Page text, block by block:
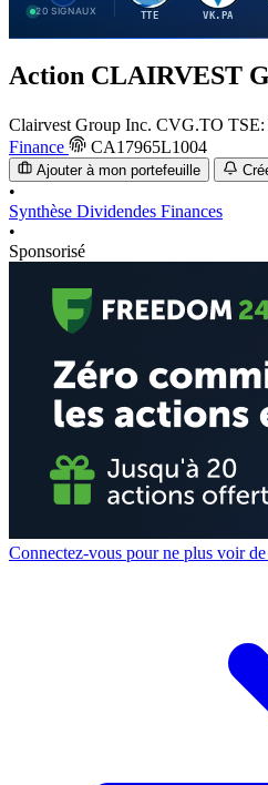
20 SIGNAUX TTE VK.PA
Action CLAIRVEST
Clairvest Group Inc. CVG.TO
Finance
CA17965L1004
Ajouter à mon portefeuille
•
Synthèse Dividendes Finances
•
Sponsorisé
Connectez-vous pour ne plus voir de